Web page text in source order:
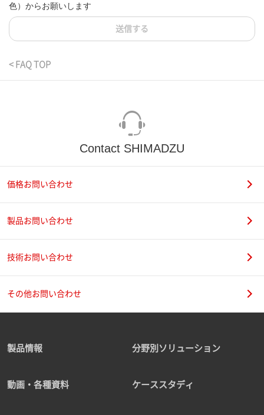
色）からお願いします
送信する
< FAQ TOP
Contact SHIMADZU
価格お問い合わせ
製品お問い合わせ
技術お問い合わせ
その他お問い合わせ
製品情報 分野別ソリューション
動画・各種資料 ケーススタディ